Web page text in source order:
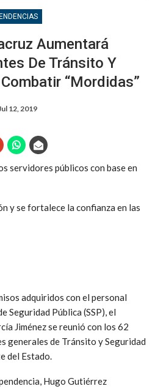
Aumentará
De Tránsito Y
“mordidas”
Jul 12, 2019
servidores públicos con base en
y se fortalece la confianza en las
adquiridos con el personal
Seguridad Pública (SSP), el
Jiménez se reunió con los 62
generales de Tránsito y Seguridad
del Estado.
Hugo Gutiérrez